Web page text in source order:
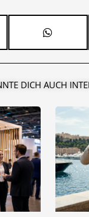
DICH AUCH